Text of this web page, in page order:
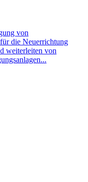
von
die Neuerrichtung
weiterleiten von